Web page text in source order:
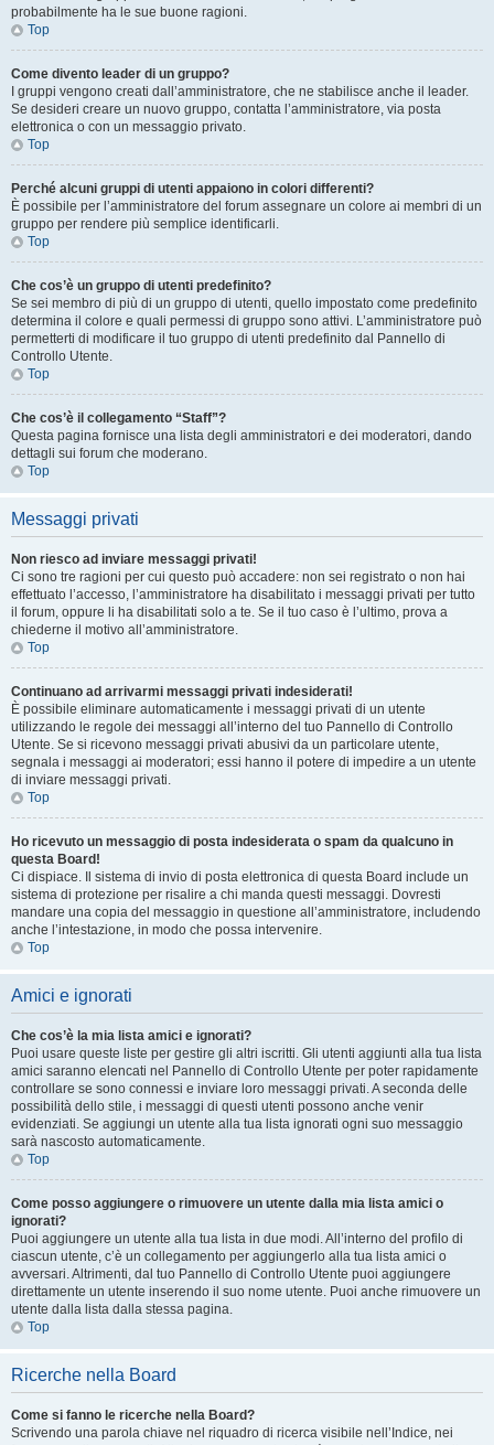
probabilmente ha le sue buone ragioni.
Top
Come divento leader di un gruppo?
I gruppi vengono creati dall’amministratore, che ne stabilisce anche il leader.
Se desideri creare un nuovo gruppo, contatta l’amministratore, via posta
elettronica o con un messaggio privato.
Top
Perché alcuni gruppi di utenti appaiono in colori differenti?
È possibile per l’amministratore del forum assegnare un colore ai membri di un
gruppo per rendere più semplice identificarli.
Top
Che cos’è un gruppo di utenti predefinito?
Se sei membro di più di un gruppo di utenti, quello impostato come predefinito
determina il colore e quali permessi di gruppo sono attivi. L’amministratore può
permetterti di modificare il tuo gruppo di utenti predefinito dal Pannello di
Controllo Utente.
Top
Che cos’è il collegamento “Staff”?
Questa pagina fornisce una lista degli amministratori e dei moderatori, dando
dettagli sui forum che moderano.
Top
Messaggi privati
Non riesco ad inviare messaggi privati!
Ci sono tre ragioni per cui questo può accadere: non sei registrato o non hai
effettuato l’accesso, l’amministratore ha disabilitato i messaggi privati per tutto
il forum, oppure li ha disabilitati solo a te. Se il tuo caso è l’ultimo, prova a
chiederne il motivo all’amministratore.
Top
Continuano ad arrivarmi messaggi privati indesiderati!
È possibile eliminare automaticamente i messaggi privati ​​di un utente
utilizzando le regole dei messaggi all’interno del tuo Pannello di Controllo
Utente. Se si ricevono messaggi privati ​​abusivi da un particolare utente,
segnala i messaggi ai moderatori; essi hanno il potere di impedire a un utente
di inviare messaggi privati​​.
Top
Ho ricevuto un messaggio di posta indesiderata o spam da qualcuno in
questa Board!
Ci dispiace. Il sistema di invio di posta elettronica di questa Board include un
sistema di protezione per risalire a chi manda questi messaggi. Dovresti
mandare una copia del messaggio in questione all’amministratore, includendo
anche l’intestazione, in modo che possa intervenire.
Top
Amici e ignorati
Che cos’è la mia lista amici e ignorati?
Puoi usare queste liste per gestire gli altri iscritti. Gli utenti aggiunti alla tua lista
amici saranno elencati nel Pannello di Controllo Utente per poter rapidamente
controllare se sono connessi e inviare loro messaggi privati. A seconda delle
possibilità dello stile, i messaggi di questi utenti possono anche venir
evidenziati. Se aggiungi un utente alla tua lista ignorati ogni suo messaggio
sarà nascosto automaticamente.
Top
Come posso aggiungere o rimuovere un utente dalla mia lista amici o
ignorati?
Puoi aggiungere un utente alla tua lista in due modi. All’interno del profilo di
ciascun utente, c’è un collegamento per aggiungerlo alla tua lista amici o
avversari. Altrimenti, dal tuo Pannello di Controllo Utente puoi aggiungere
direttamente un utente inserendo il suo nome utente. Puoi anche rimuovere un
utente dalla lista dalla stessa pagina.
Top
Ricerche nella Board
Come si fanno le ricerche nella Board?
Scrivendo una parola chiave nel riquadro di ricerca visibile nell’Indice, nei